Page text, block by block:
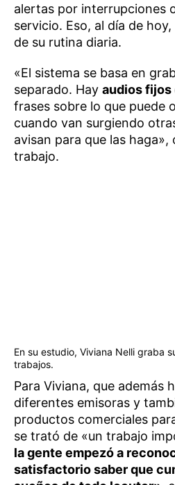
alertas por interrupciones
servicio. Eso, al día de
de su rutina diaria.
«El sistema se basa en
separado. Hay audios fijos
frases sobre lo que puede
cuando van surgiendo
avisan para que las haga»,
trabajo.
En su estudio, Viviana Nelli graba
trabajos.
Para Viviana, que además
diferentes emisoras y
productos comerciales
se trató de «un trabajo
la gente empezó a
satisfactorio saber que